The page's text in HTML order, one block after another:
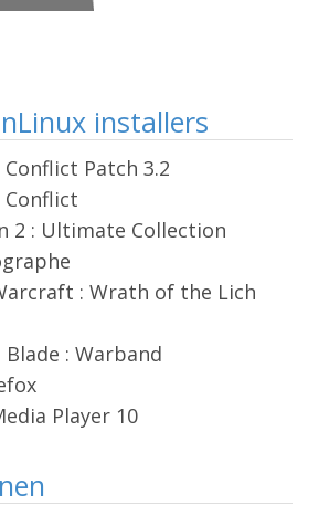
installers
Patch 3.2
Conflict
2 : Ultimate Collection
: Wrath of the Lich
: Warband
Player 10